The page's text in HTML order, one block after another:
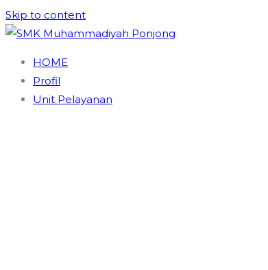
Skip to content
SMK Muhammadiyah Ponjong
Unggul dan Berdaya Saing
HOME
Profil
Unit Pelayanan